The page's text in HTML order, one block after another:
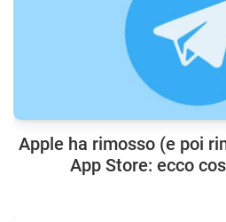
Apple ha rimosso (e poi
App Store: ecco